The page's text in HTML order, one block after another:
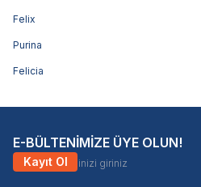
Felix
Purina
Felicia
E-BÜLTENİMİZE ÜYE OLUN!
Kayıt Ol